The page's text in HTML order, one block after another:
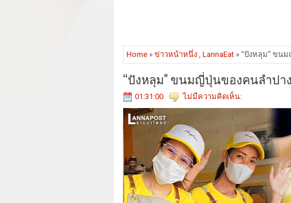
Home » ข่าวหน้าหนึ่ง , LannaEat » “ปังหลุม" ขน
“ปังหลุม" ขนมญี่ปุ่นของคนลำปา
01:31:00 ไม่มีความคิดเห็น: